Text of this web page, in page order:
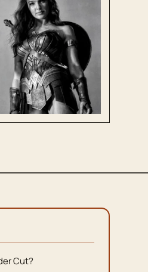
Cut?